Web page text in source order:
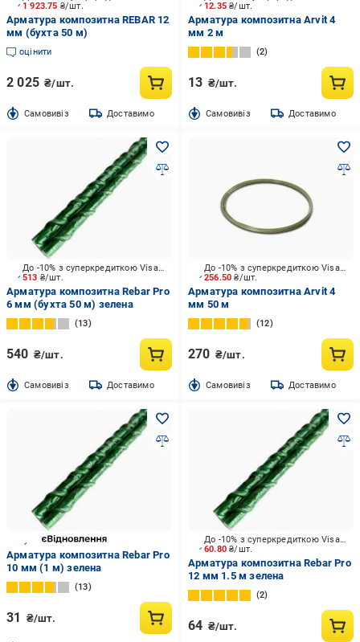
1 923.75 ₴/шт.
Арматура композитна REBAR 12
мм (бухта 50 м)
оцінити
2 025 ₴/шт.
Cамовивіз Доставимо
12.35₴/шт.
Арматура композитна Arvit 4
мм 2 м
2
13 ₴/шт.
Cамовивіз Доставимо
513 ₴/шт.
До -10% з суперкредиткою Visa Вигода
Арматура композитна Rebar Pro
6 мм (бухта 50 м) зелена
13
540 ₴/шт.
Cамовивіз Доставимо
256.50₴/шт.
До -10% з суперкредиткою Visa Вигода
Арматура композитна Arvit 4
мм 50 м
12
270 ₴/шт.
Cамовивіз Доставимо
Арматура композитна Rebar Pro
10 мм (1 м) зелена
13
31 ₴/шт.
60.80₴/шт.
До -10% з суперкредиткою Visa Вигода
Арматура композитна Rebar Pro
12 мм 1.5 м зелена
2
64 ₴/шт.